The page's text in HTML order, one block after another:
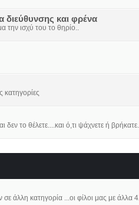
και φρένα
την ισχύ του το θηρίο..
κατηγορίες
δεν το θέλετε....και ό,τι ψάχνετε ή
άλλη κατηγορία ...οι φίλοι μας με άλλα